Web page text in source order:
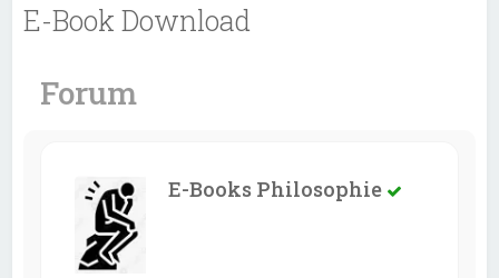
E-Book Download
Forum
E-Books Philosophie